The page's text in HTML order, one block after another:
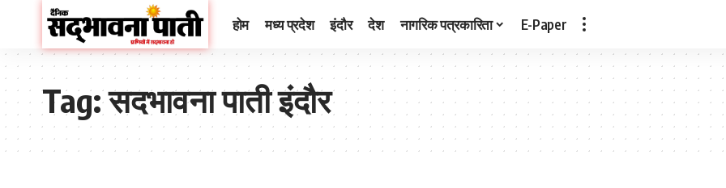
होम मध्य प्रदेश इंदौर देश नागरिक पत्रकारिता E-Paper
Tag:सदभावना पाती इंदौर